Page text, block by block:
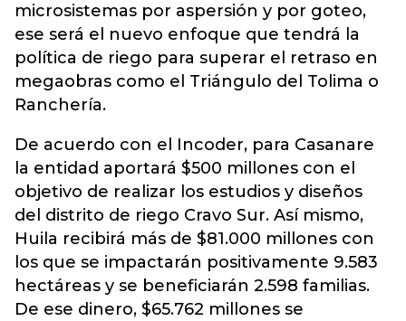
microsistemas por aspersión y por goteo,
ese será el nuevo enfoque que tendrá la
política de riego para superar el retraso en
megaobras como el Triángulo del Tolima o
Ranchería.
De acuerdo con el Incoder, para Casanare
la entidad aportará $500 millones con el
objetivo de realizar los estudios y diseños
del distrito de riego Cravo Sur. Así mismo,
Huila recibirá más de $81.000 millones con
los que se impactarán positivamente 9.583
hectáreas y se beneficiarán 2.598 familias.
De ese dinero, $65.762 millones se